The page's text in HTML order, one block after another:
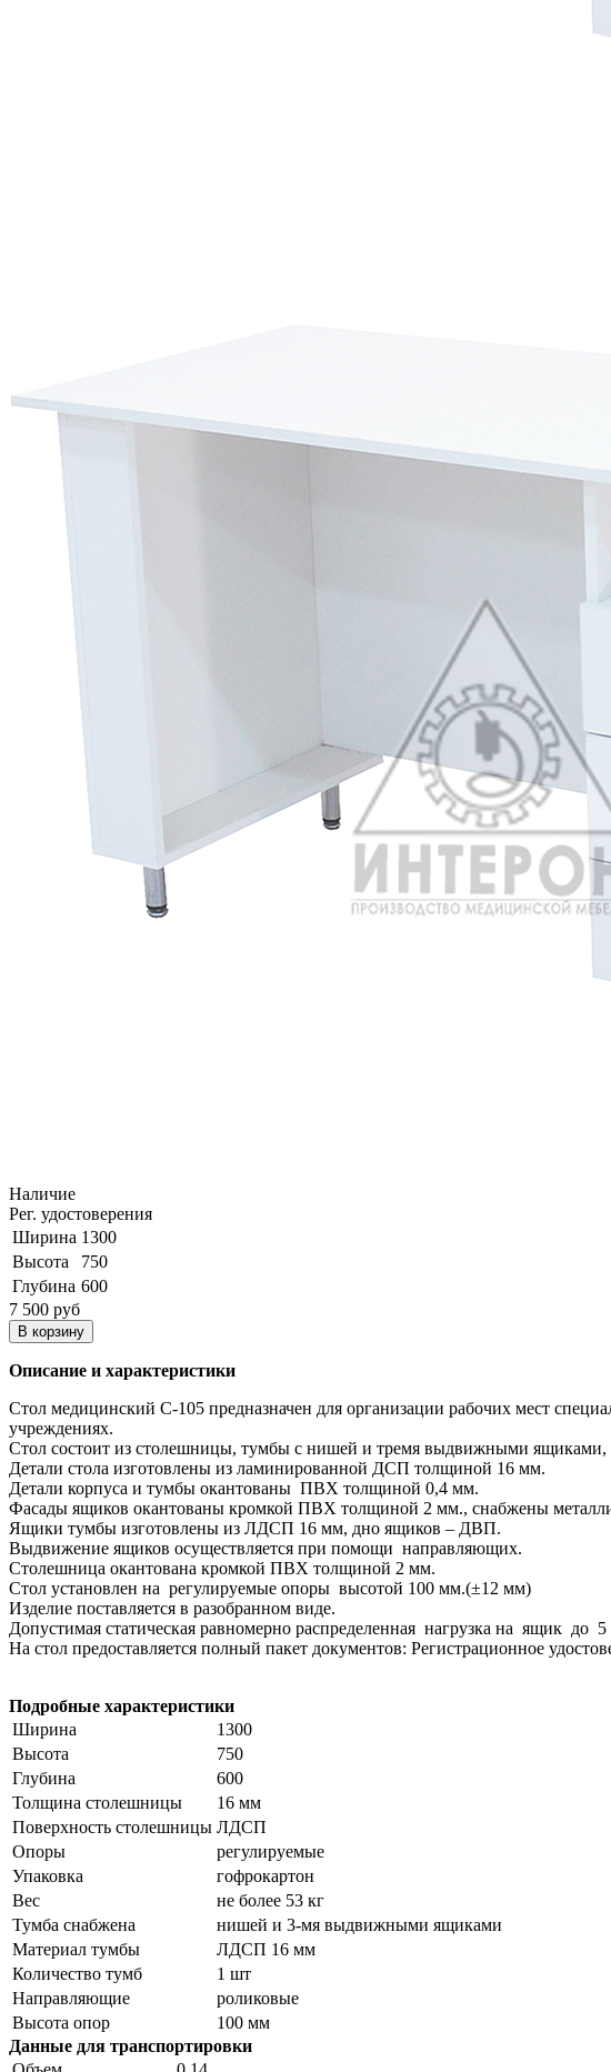
Наличие
Рег. удостоверения
Ширина 1300
Высота
750
Глубина 600
7 500 руб
Описание и характеристики
Стол медицинский С-105 предназначен для организации рабочих мест
учреждениях.
Стол состоит из столешницы, тумбы с нишей и тремя выдвижными ящиками,
Детали стола изготовлены из ламинированной ДСП толщиной 16 мм.
Детали корпуса и тумбы окантованы ПВХ толщиной 0,4 мм.
Фасады ящиков окантованы кромкой ПВХ толщиной 2 мм., снабжены
Ящики тумбы изготовлены из ЛДСП 16 мм, дно ящиков – ДВП.
Выдвижение ящиков осуществляется при помощи направляющих.
Столешница окантована кромкой ПВХ толщиной 2 мм.
Стол установлен на регулируемые опоры высотой 100 мм.(±12 мм)
Изделие поставляется в разобранном виде.
Допустимая статическая равномерно распределенная нагрузка на ящик до 5
На стол предоставляется полный пакет документов: Регистрационное
Подробные характеристики
Ширина
1300
Высота
750
Глубина
600
Толщина столешницы
16 мм
Поверхность столешницы ЛДСП
Опоры
регулируемые
Упаковка
гофрокартон
Вес
не более 53 кг
Тумба снабжена
нишей и 3-мя выдвижными ящиками
Материал тумбы
ЛДСП 16 мм
Количество тумб
1 шт
Направляющие
роликовые
Высота опор
100 мм
Данные для транспортировки